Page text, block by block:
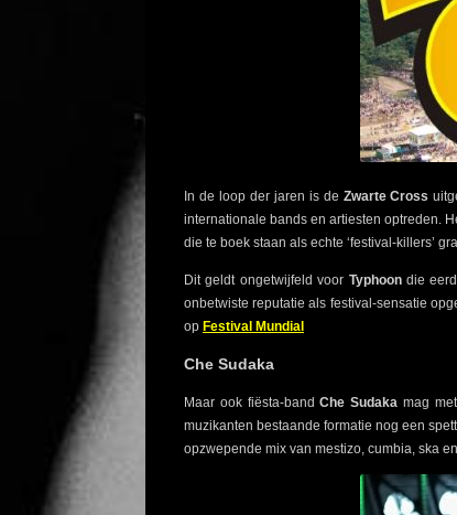
In de loop der jaren is de Zwarte Cross
internationale bands en artiesten optreden.
die te boek staan als echte ‘festival-killers’
Dit geldt ongetwijfeld voor Typhoondie
onbetwiste reputatie als festival-sensatie
op Festival Mundial
Che Sudaka
Maar ook fiësta-bandChe Sudaka mag
muzikanten bestaande formatie nog een
opzwepende mix van mestizo, cumbia, ska